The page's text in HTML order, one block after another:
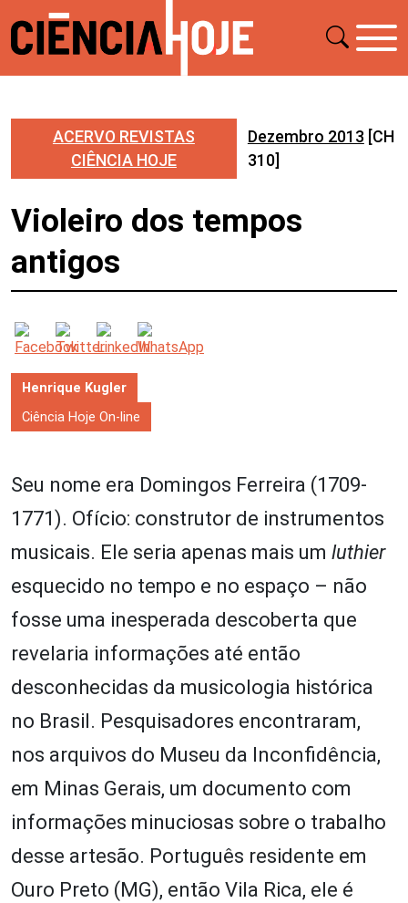
ACERVO REVISTAS
CIÊNCIA HOJE
Dezembro 2013 [CH
310]
Violeiro dos tempos
antigos
Henrique Kugler
Ciência Hoje On-line
Seu nome era Domingos Ferreira (1709-
1771). Ofício: construtor de instrumentos
musicais. Ele seria apenas mais um luthier
esquecido no tempo e no espaço – não
fosse uma inesperada descoberta que
revelaria informações até então
desconhecidas da musicologia histórica
no Brasil. Pesquisadores encontraram,
nos arquivos do Museu da Inconfidência,
em Minas Gerais, um documento com
informações minuciosas sobre o trabalho
desse artesão. Português residente em
Ouro Preto (MG), então Vila Rica, ele é